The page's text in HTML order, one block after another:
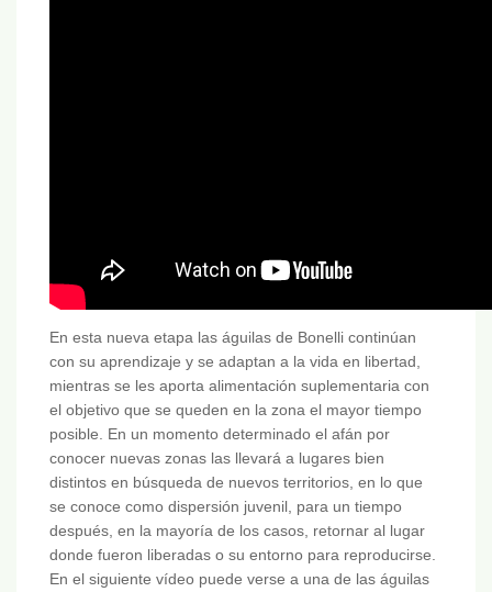
En esta nueva etapa las águilas de Bonelli continúan
con su aprendizaje y se adaptan a la vida en libertad,
mientras se les aporta alimentación suplementaria con
el objetivo que se queden en la zona el mayor tiempo
posible. En un momento determinado el afán por
conocer nuevas zonas las llevará a lugares bien
distintos en búsqueda de nuevos territorios, en lo que
se conoce como dispersión juvenil, para un tiempo
después, en la mayoría de los casos, retornar al lugar
donde fueron liberadas o su entorno para reproducirse.
En el siguiente vídeo puede verse a una de las águilas